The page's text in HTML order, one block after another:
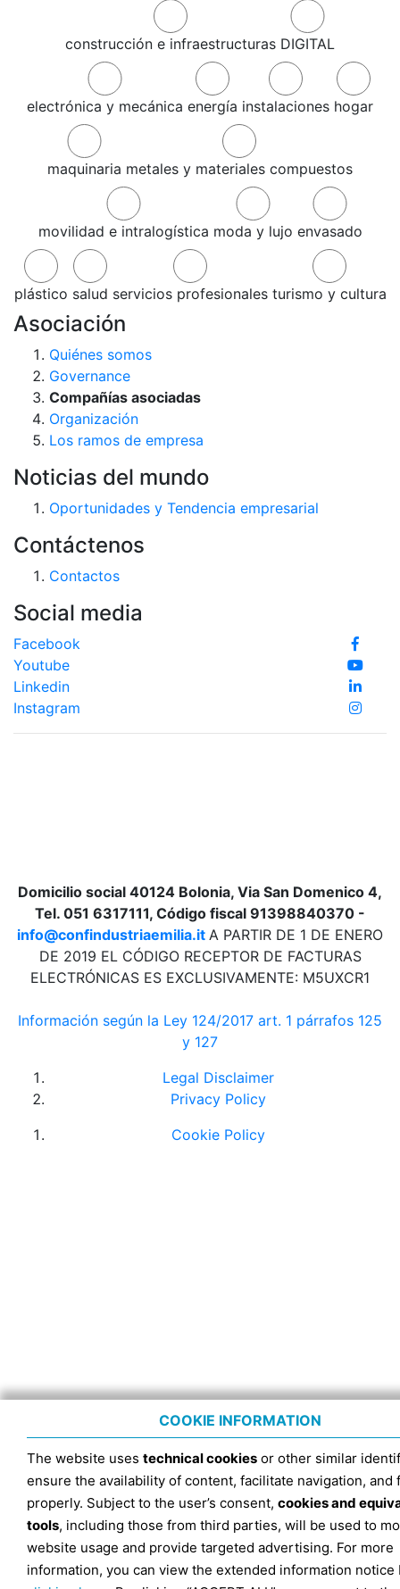
construcción e infraestructuras DIGITAL
electrónica y mecánica energía instalaciones hogar
maquinaria metales y materiales compuestos
movilidad e intralogística moda y lujo envasado
plástico salud servicios profesionales turismo y cultura
Asociación
Quiénes somos
Governance
Compañías asociadas
Organización
Los ramos de empresa
Noticias del mundo
Oportunidades y Tendencia empresarial
Contáctenos
Contactos
Social media
Facebook
Youtube
Linkedin
Instagram
Domicilio social 40124 Bolonia, Via San Domenico 4,
Tel. 051 6317111, Código fiscal 91398840370 -
info@confindustriaemilia.it A PARTIR DE 1 DE ENERO
DE 2019 EL CÓDIGO RECEPTOR DE FACTURAS
ELECTRÓNICAS ES EXCLUSIVAMENTE: M5UXCR1
Información según la Ley 124/2017 art. 1 párrafos 125
y 127
Legal Disclaimer
Privacy Policy
Cookie Policy
COOKIE INFORMATION
The website uses technical cookies or other similar
ensure the availability of content, facilitate navigation, and
properly. Subject to the user’s consent, cookies and
tools, including those from third parties, will be used to
website usage and provide targeted advertising. For more
information, you can view the extended information notice